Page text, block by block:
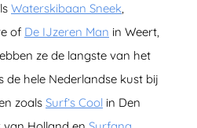
Waterskibaan Sneek,
of De IJzeren Man in Weert,
ze de langste van het
de hele Nederlandse kust bij
zoals Surf’s Cool in Den